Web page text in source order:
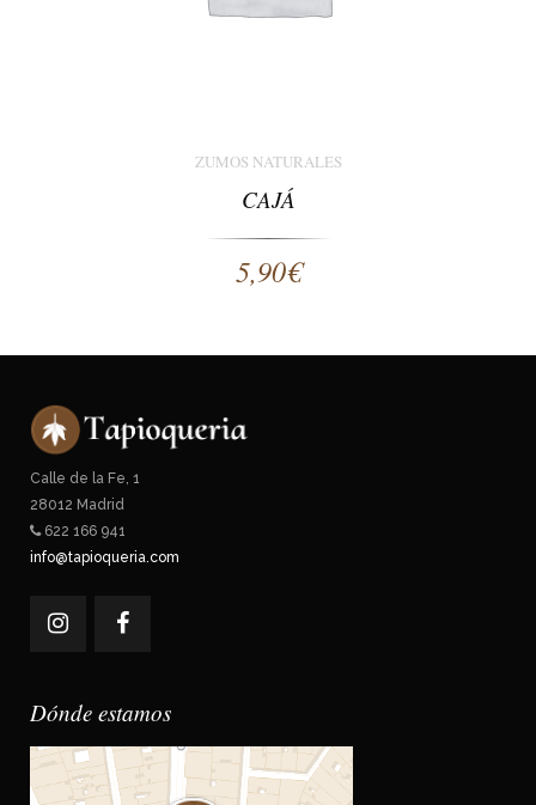
ZUMOS NATURALES
CAJÁ
5,90€
Calle de la Fe, 1
28012 Madrid
622 166 941
info@tapioqueria.com
Dónde estamos